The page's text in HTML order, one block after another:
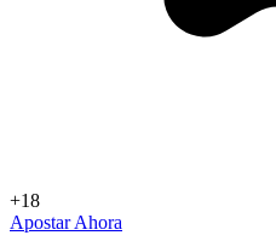
+18
Apostar Ahora